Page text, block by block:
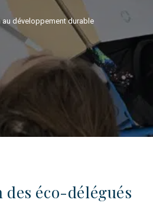
au développement durable
éco-délégués